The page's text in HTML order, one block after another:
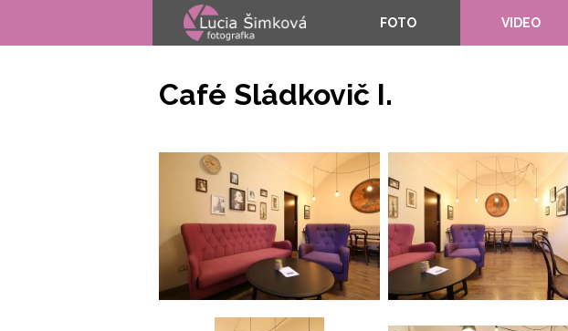
FOTO VIDEO
Café Sládkovič I.